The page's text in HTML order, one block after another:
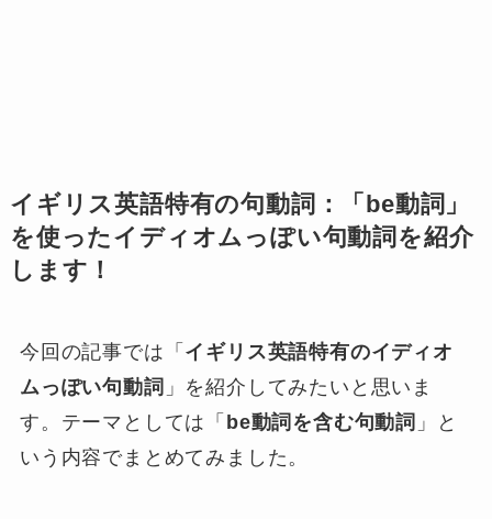
イギリス英語特有の句動詞：「be動詞」
を使ったイディオムっぽい句動詞を紹介
します！
今回の記事では「 イギリス英語特有のイディオ
ムっぽい句動詞 」を紹介してみたいと思いま
す。テーマとしては「 be動詞を含む句動詞 」と
いう内容でまとめてみました。